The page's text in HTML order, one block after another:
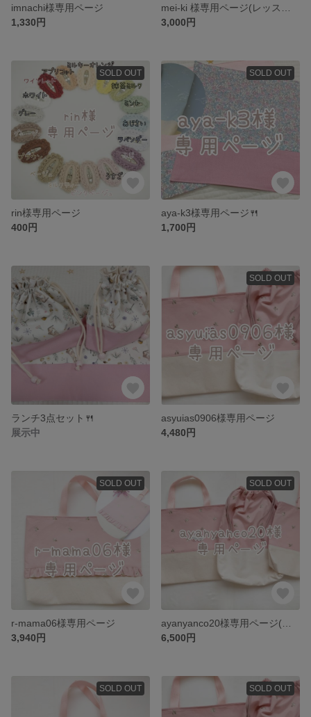
imnachi様専用ページ
1,330円
3,000円
SOLD OUT
rin様専用ページ
400円
SOLD OUT
aya-k3様専用ページ🍴
1,700円
ランチ3点セット🍴
展示中
SOLD OUT
asyuias0906様専用ページ
4,480円
SOLD OUT
r-mama06様専用ページ
3,940円
SOLD OUT
6,500円
SOLD OUT SOLD OUT